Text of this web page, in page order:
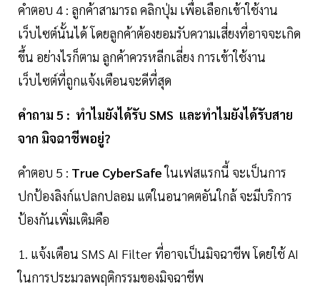
คำตอบ 4 : ลูกค้าสามารถ คลิกปุ่ม เพื่อเลือกเข้าใช้งาน
เว็บไซต์นั้นได้ โดยลูกค้าต้องยอมรับความเสี่ยงที่อาจจะเกิด
ขึ้น อย่างไรก็ตาม ลูกค้าควรหลีกเลี่ยง การเข้าใช้งาน
เว็บไซต์ที่ถูกแจ้งเตือนจะดีที่สุด
คำถาม 5 : ทําไมยังได้รับ SMS และทำไมยังได้รับสาย
จาก มิจฉาชีพอยู่?
คำตอบ 5 : True CyberSafeในเฟสแรกนี้ จะเป็นการ
ปกป้องลิงก์แปลกปลอม แต่ในอนาคตอันใกล้ จะมีบริการ
ป้องกันเพิ่มเติมคือ
1. แจ้งเตือน SMS AI Filter ที่อาจเป็นมิจฉาชีพ โดยใช้ AI
ในการประมวลพฤติกรรมของมิจฉาชีพ